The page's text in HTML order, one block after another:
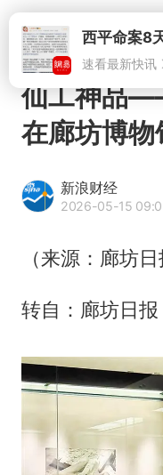
速看最新快讯
仙工神品
在廊坊博物
新浪财经
2026-05-15
（来源：廊坊日
转自：廊坊日报